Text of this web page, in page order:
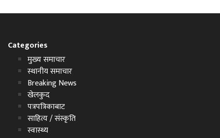
Categories
मुख्य समाचार
स्थानीय समाचार
Breaking News
खेलकुद
पत्रपत्रिकाबाट
साहित्य / संस्कृति
स्वास्थ्य